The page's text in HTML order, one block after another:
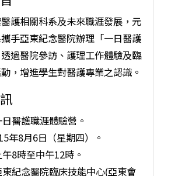
護相關科系及未來職涯發展，元
手亞東紀念醫院辦理「一日醫護
過醫院參訪、護理工作體驗及臨
，增進學生對醫護專業之認識。
日醫護職涯體驗營。
年8月6日（星期四）。
8時至中午12時。
紀念醫院臨床技能中心(亞東會